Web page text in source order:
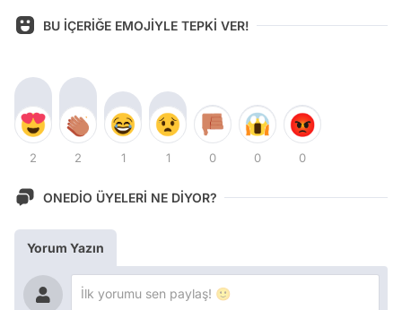
BU İÇERİĞE EMOJİYLE TEPKİ VER!
2 2 1 1 0 0 0
ONEDİO ÜYELERİ NE DİYOR?
Yorum Yazın